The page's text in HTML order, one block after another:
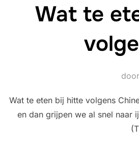
Wat te
door
Wat te eten bij hitte volgens
en dan grijpen we al snel naar